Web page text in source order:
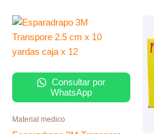
Consultar por
WhatsApp
Material medico